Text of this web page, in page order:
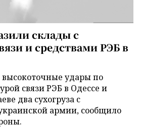
склады с
и средствами РЭБ в
высокоточные удары по
связи РЭБ в Одессе и
два сухогруза с
армии, сообщило